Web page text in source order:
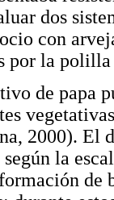
dos
con
por la polilla
de papa
2000). El
la